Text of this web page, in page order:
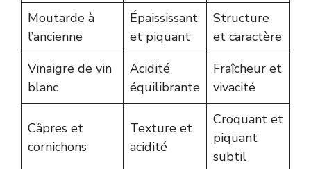
Moutarde à
l’ancienne
Épaississant
et piquant
Structure
et caractère
Vinaigre de vin
blanc
Acidité
équilibrante
Fraîcheur et
vivacité
Câpres et
cornichons
Texture et
acidité
Croquant et
piquant
subtil